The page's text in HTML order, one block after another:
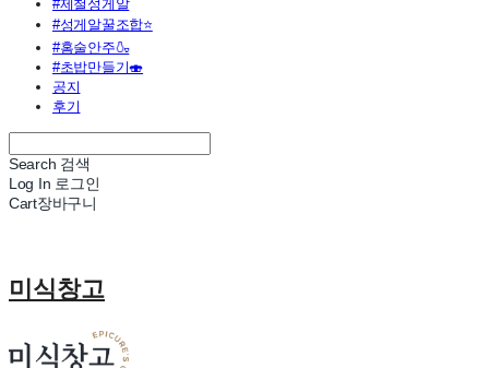
#제철성게알
#성게알꿀조합⭐
#홈술안주🍶
#초밥만들기🍣
공지
후기
Search 검색
Log In 로그인
Cart장바구니
미식창고